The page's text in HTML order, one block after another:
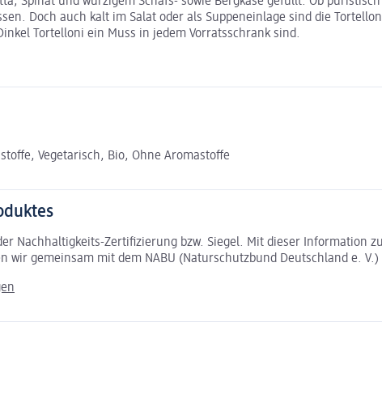
Doch auch kalt im Salat oder als Suppeneinlage sind die
Tortelloni ein Muss in jedem Vorratsschrank sind.
Vegetarisch, Bio, Ohne Aromastoffe
Nachhaltigkeits-Zertifizierung bzw. Siegel. Mit dieser
wir gemeinsam mit dem NABU (Naturschutzbund Deutschland e.